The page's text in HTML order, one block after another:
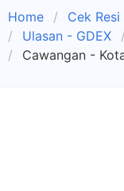
Home
Cek
Ulasan - GDEX
Cawangan -